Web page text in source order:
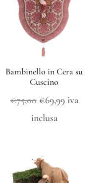
Bambinello in Cera su
Cuscino
€75,00 Il
prezzo
€75,00.
€69,99Iliva
inclusa